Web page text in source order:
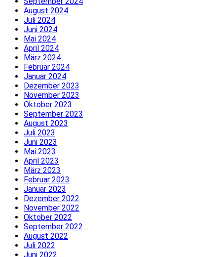
August 2024
Juli 2024
Juni 2024
Mai 2024
April 2024
März 2024
Februar 2024
Januar 2024
Dezember 2023
November 2023
Oktober 2023
September 2023
August 2023
Juli 2023
Juni 2023
Mai 2023
April 2023
März 2023
Februar 2023
Januar 2023
Dezember 2022
November 2022
Oktober 2022
September 2022
August 2022
Juli 2022
Juni 2022